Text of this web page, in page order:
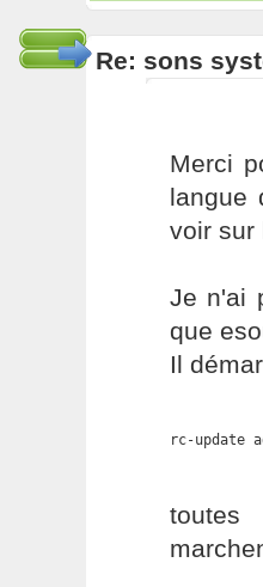
Re: sons
Merci
langue
voir sur
Je n'ai
que
Il
rc-update
toutes